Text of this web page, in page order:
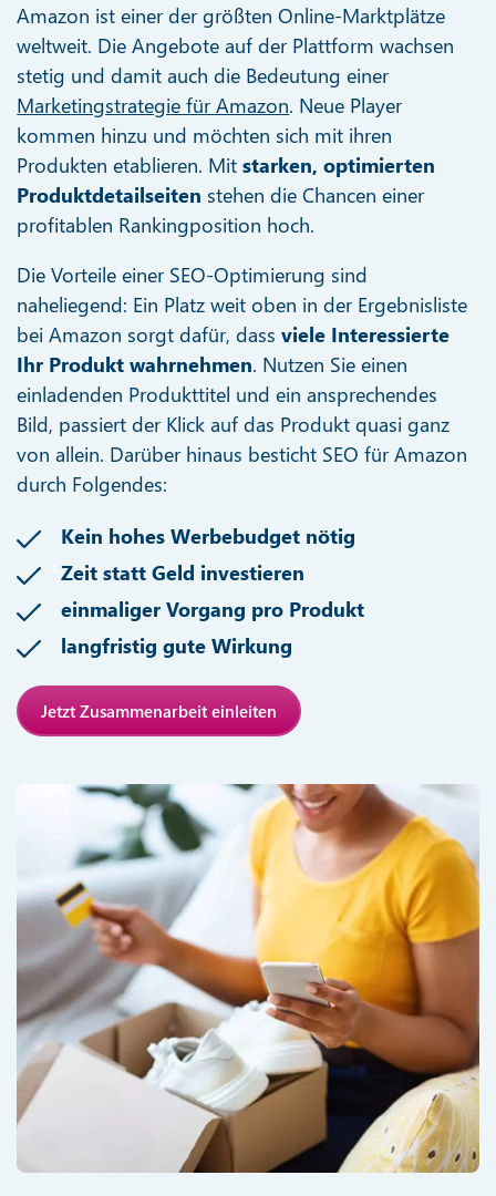
Amazon ist einer der größten Online-Marktplätze
weltweit. Die Angebote auf der Plattform wachsen
stetig und damit auch die Bedeutung einer
Marketingstrategie für Amazon. Neue Player
kommen hinzu und möchten sich mit ihren
Produkten etablieren. Mitstarken, optimierten
Produktdetailseiten stehen die Chancen einer
profitablen Rankingposition hoch.
Die Vorteile einer SEO-Optimierung sind
naheliegend: Ein Platz weit oben in der Ergebnisliste
bei Amazon sorgt dafür, dassviele Interessierte
Ihr Produkt wahrnehmen. Nutzen Sie einen
einladenden Produkttitel und ein ansprechendes
Bild, passiert der Klick auf das Produkt quasi ganz
von allein. Darüber hinaus besticht SEO für Amazon
durch Folgendes:
Kein hohes Werbebudget nötig
Zeit statt Geld investieren
einmaliger Vorgang pro Produkt
langfristig gute Wirkung
Jetzt Zusammenarbeit einleiten